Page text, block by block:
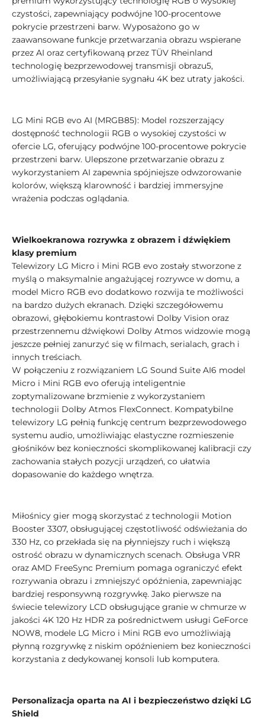
czystości, zapewniający podwójne 100-procentowe
pokrycie przestrzeni barw. Wyposażono go w
zaawansowane funkcje przetwarzania obrazu wspierane
przez AI oraz certyfikowaną przez TÜV Rheinland
technologię bezprzewodowej transmisji obrazu5,
umożliwiającą przesyłanie sygnału 4K bez utraty jakości.
LG Mini RGB evo AI (MRGB85): Model rozszerzający
dostępność technologii RGB o wysokiej czystości w
ofercie LG, oferujący podwójne 100-procentowe pokrycie
przestrzeni barw. Ulepszone przetwarzanie obrazu z
wykorzystaniem AI zapewnia spójniejsze odwzorowanie
kolorów, większą klarowność i bardziej immersyjne
wrażenia podczas oglądania.
Wielkoekranowa rozrywka z obrazem i dźwiękiem
klasy premium
Telewizory LG Micro i Mini RGB evo zostały stworzone z
myślą o maksymalnie angażującej rozrywce w domu, a
model Micro RGB evo dodatkowo rozwija te możliwości
na bardzo dużych ekranach. Dzięki szczegółowemu
obrazowi, głębokiemu kontrastowi Dolby Vision oraz
przestrzennemu dźwiękowi Dolby Atmos widzowie mogą
jeszcze pełniej zanurzyć się w filmach, serialach, grach i
innych treściach.
W połączeniu z rozwiązaniem LG Sound Suite AI6 model
Micro i Mini RGB evo oferują inteligentnie
zoptymalizowane brzmienie z wykorzystaniem
technologii Dolby Atmos FlexConnect. Kompatybilne
telewizory LG pełnią funkcję centrum bezprzewodowego
systemu audio, umożliwiając elastyczne rozmieszenie
głośników bez konieczności skomplikowanej kalibracji czy
zachowania stałych pozycji urządzeń, co ułatwia
dopasowanie do każdego wnętrza.
Miłośnicy gier mogą skorzystać z technologii Motion
Booster 3307, obsługującej częstotliwość odświeżania do
330 Hz, co przekłada się na płynniejszy ruch i większą
ostrość obrazu w dynamicznych scenach. Obsługa VRR
oraz AMD FreeSync Premium pomaga ograniczyć efekt
rozrywania obrazu i zmniejszyć opóźnienia, zapewniając
bardziej responsywną rozgrywkę. Jako pierwsze na
świecie telewizory LCD obsługujące granie w chmurze w
jakości 4K 120 Hz HDR za pośrednictwem usługi GeForce
NOW8, modele LG Micro i Mini RGB evo umożliwiają
płynną rozgrywkę z niskim opóźnieniem bez konieczności
korzystania z dedykowanej konsoli lub komputera.
Personalizacja oparta na AI i bezpieczeństwo dzięki LG
Shield